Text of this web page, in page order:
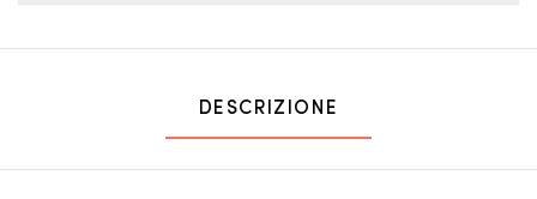
DESCRIZIONE